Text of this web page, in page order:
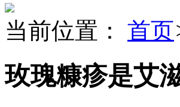
当前位置： 首页
玫瑰糠疹是艾